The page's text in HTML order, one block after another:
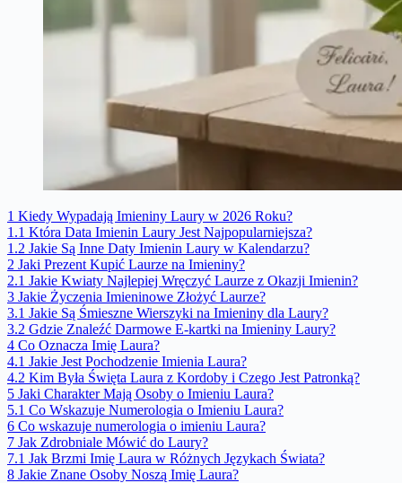
1 Kiedy Wypadają Imieniny Laury w 2026 Roku?
1.1 Która Data Imienin Laury Jest Najpopularniejsza?
1.2 Jakie Są Inne Daty Imienin Laury w Kalendarzu?
2 Jaki Prezent Kupić Laurze na Imieniny?
2.1 Jakie Kwiaty Najlepiej Wręczyć Laurze z Okazji Imienin?
3 Jakie Życzenia Imieninowe Złożyć Laurze?
3.1 Jakie Są Śmieszne Wierszyki na Imieniny dla Laury?
3.2 Gdzie Znaleźć Darmowe E-kartki na Imieniny Laury?
4 Co Oznacza Imię Laura?
4.1 Jakie Jest Pochodzenie Imienia Laura?
4.2 Kim Była Święta Laura z Kordoby i Czego Jest Patronką?
5 Jaki Charakter Mają Osoby o Imieniu Laura?
5.1 Co Wskazuje Numerologia o Imieniu Laura?
6 Co wskazuje numerologia o imieniu Laura?
7 Jak Zdrobniale Mówić do Laury?
7.1 Jak Brzmi Imię Laura w Różnych Językach Świata?
8 Jakie Znane Osoby Noszą Imię Laura?